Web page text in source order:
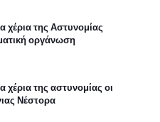
χέρια της Αστυνομίας
οργάνωση
χέρια της αστυνομίας οι
Νέστορα